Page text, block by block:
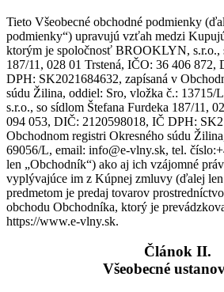
Tieto Všeobecné obchodné podmienky
podmienky“) upravujú vzťah medzi
ktorým je spoločnosť BROOKLYN, s.r.o.,
187/11, 028 01 Trstená, IČO: 36 406 872,
DPH: SK2021684632, zapísaná v
súdu Žilina, oddiel: Sro, vložka č.: 13715/
s.r.o., so sídlom Štefana Furdeka 187/11,
094 053, DIČ: 2120598018, IČ DPH:
Obchodnom registri Okresného súdu
69056/L, email: info@e-vlny.sk, tel.
len „Obchodník“) ako aj ich vzájomné
vyplývajúce im z Kúpnej zmluvy (ďalej
predmetom je predaj tovarov
obchodu Obchodníka, ktorý je
https://www.e-vlny.sk.
Článok II.
Všeobecné